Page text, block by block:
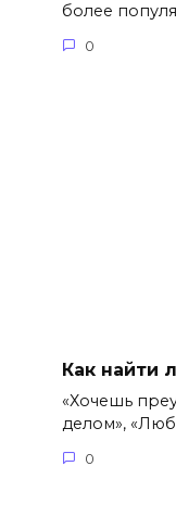
более
0
Как найти
«Хочешь
делом»,
0